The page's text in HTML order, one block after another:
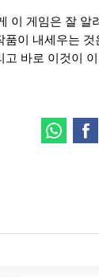
이 게임은 잘
이 내세우는
바로 이것이